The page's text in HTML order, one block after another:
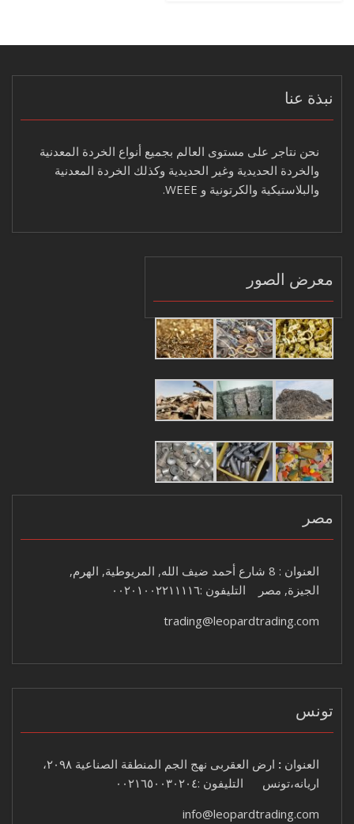
نبذة عنا
نحن نتاجر على مستوى العالم بجميع أنواع الخردة المعدنية
والخردة الحديدية وغير الحديدية وكذلك الخردة المعدنية
والبلاستيكية والكرتونية و WEEE.
معرض الصور
مصر
العنوان : 8 شارع أحمد ضيف الله, المريوطية, الهرم,
الجيزة, مصر التليفون :٠٠٢٠١٠٠٢٢١١١١٦
trading@leopardtrading.com
تونس
العنوان :
ارض العقربى نهج الجم المنطقة الصناعية ٢٠٩٨،
اريانه،تونس التليفون :٠٠٢١٦٥٠٠٣٠٢٠٤
info@leopardtrading.com